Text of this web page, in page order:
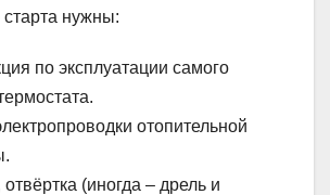
старта нужны:
по эксплуатации самого
отопительной
(иногда – дрель и